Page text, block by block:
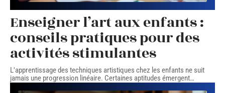
Enseigner l’art aux enfants :
conseils pratiques pour des
activités stimulantes
L'apprentissage des techniques artistiques chez les enfants ne suit
jamais une progression linéaire. Certaines aptitudes émergent…